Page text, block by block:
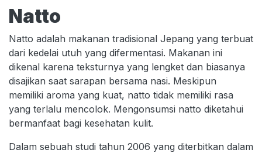
Natto
Natto adalah makanan tradisional Jepang yang terbuat
dari kedelai utuh yang difermentasi. Makanan ini
dikenal karena teksturnya yang lengket dan biasanya
disajikan saat sarapan bersama nasi. Meskipun
memiliki aroma yang kuat, natto tidak memiliki rasa
yang terlalu mencolok. Mengonsumsi natto diketahui
bermanfaat bagi kesehatan kulit.
Dalam sebuah studi tahun 2006 yang diterbitkan dalam